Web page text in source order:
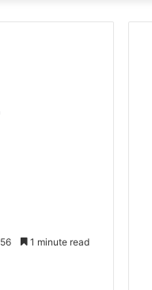
56 1 minute read